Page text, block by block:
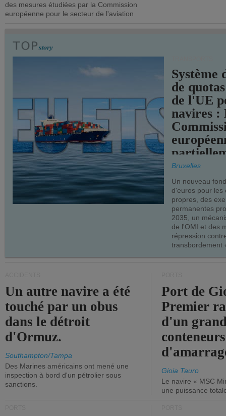
des mesures étudiées par la Commission
européenne pour le secteur de l'aviation
Système
de
de l'UE
navires :
Bruxelles
Un nouveau
d'euros pour les
propres, des
permanentes
2035, un
de l'OMI et des
répression
transbordement
Un autre navire a été
touché par un obus
dans le détroit
d'Ormuz.
Southampton/Tampa
Des Marines américains ont mené une
inspection à bord d'un pétrolier sous
sanctions.
Port de
Premier
d'un
Gioia Tauro
Le navire « MSC
une puissance